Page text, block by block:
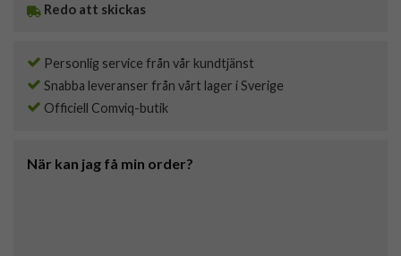
Redo att skickas
Personlig service från vår kundtjänst
Snabba leveranser från vårt lager i Sverige
Officiell Comviq-butik
När kan jag få min order?